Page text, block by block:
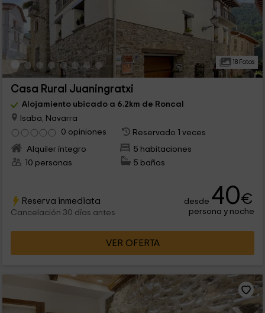
18 Fotos
Casa Rural Juaningratxi
Alojamiento ubicado a 6.2km de Roncal
Isaba, Navarra
0 opiniones
Reservado 1 veces
Alquiler íntegro
5 habitaciones
10 personas
5 baños
Reserva inmediata
Cancelación 30 días antes
desde 40€
persona y noche
VER OFERTA